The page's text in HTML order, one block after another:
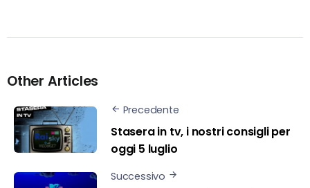
Other Articles
Precedente
Stasera in tv, i nostri consigli per
oggi 5 luglio
Successivo